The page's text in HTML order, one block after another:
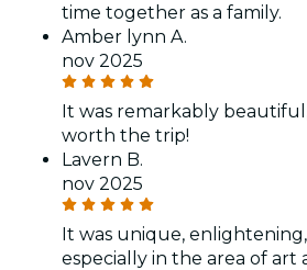
time together as a family.
Amber lynn A.
nov 2025
It was remarkably
worth the trip!
Lavern B.
nov 2025
It was unique,
especially in the area of art